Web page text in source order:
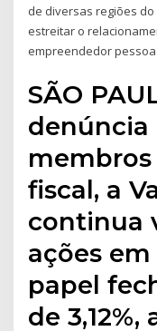
de diversas regiões
estreitar o
empreendedor
SÃO
denúncia
fiscal, a
continua
ações
papel
de 3,12%,